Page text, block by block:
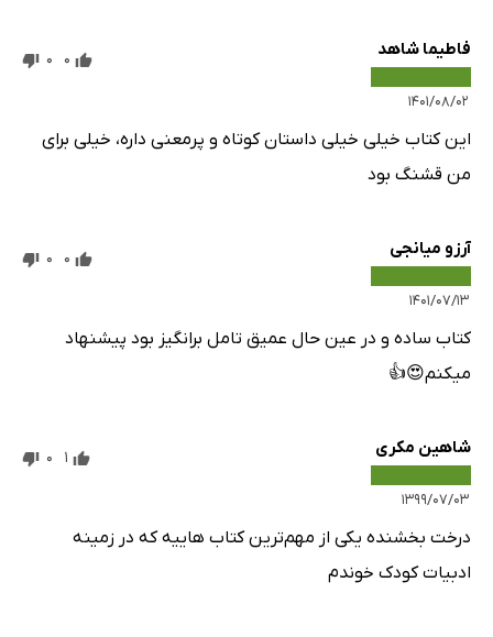
فاطیما شاهد
۱۴۰۱/۰۸/۰۲
0
0
این کتاب خیلی خیلی داستان کوتاه و پرمعنی داره، خیلی برای
من قشنگ بود
آرزو میانجی
۱۴۰۱/۰۷/۱۳
0
0
کتاب ساده و در عین حال عمیق تامل برانگیز بود پیشنهاد
میکنم😍👍
شاهین مکری
۱۳۹۹/۰۷/۰۳
1
0
درخت بخشنده یکی از مهم‌ترین کتاب هاییه که در زمینه
ادبیات کودک خوندم